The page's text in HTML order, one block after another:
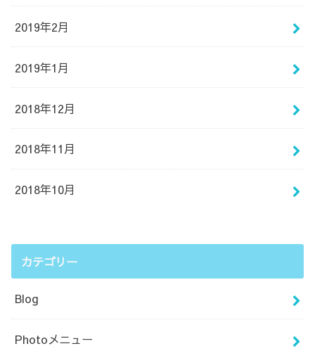
2019年2月
2019年1月
2018年12月
2018年11月
2018年10月
カテゴリー
Blog
Photoメニュー